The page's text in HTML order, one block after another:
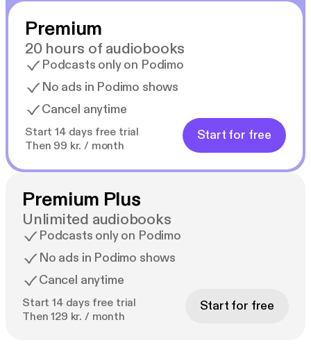
Premium
20 hours of audiobooks
Podcasts only on Podimo
No ads in Podimo shows
Cancel anytime
Start 14 days free trial
Then 99 kr. / month
Start for free
Premium Plus
Unlimited audiobooks
Podcasts only on Podimo
No ads in Podimo shows
Cancel anytime
Start 14 days free trial
Then 129 kr. / month
Start for free